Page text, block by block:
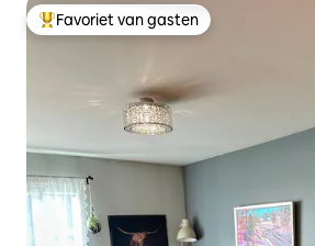
Topfavoriet van gasten
Favoriet van gasten